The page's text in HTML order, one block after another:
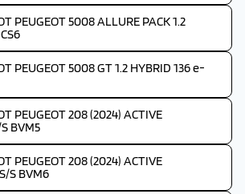
PEUGEOT 5008 ALLURE PACK 1.2
PEUGEOT 5008 GT 1.2 HYBRID 136 e-
PEUGEOT 208 (2024) ACTIVE
BVM5
PEUGEOT 208 (2024) ACTIVE
S BVM6